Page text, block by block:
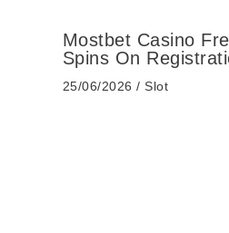
Mostbet Casino
Spins On
25/06/2026/ Slot